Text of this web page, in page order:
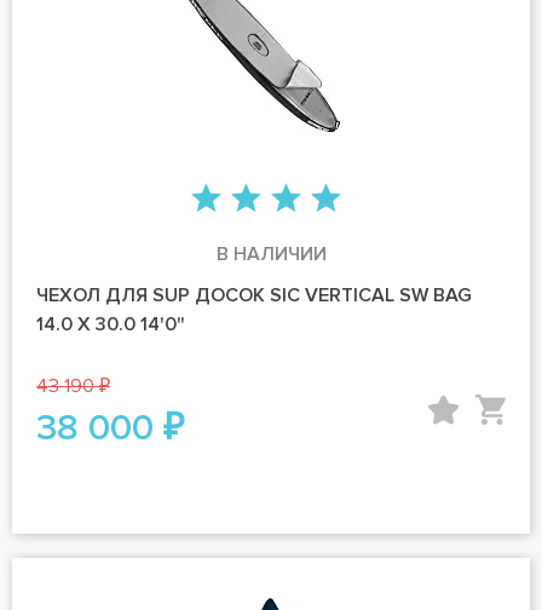
В НАЛИЧИИ
ЧЕХОЛ ДЛЯ SUP ДОСОК SIC VERTICAL SW BAG
14.0 X 30.0 14'0"
43 190 ₽
38 000 ₽